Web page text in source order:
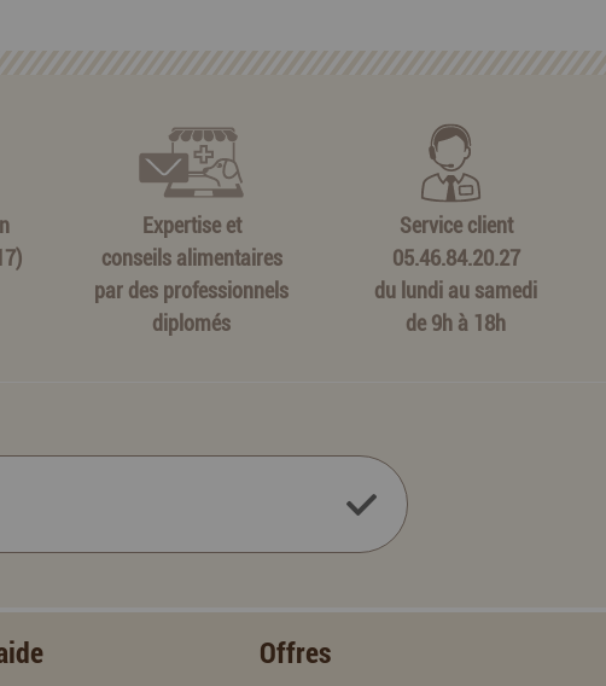
Expertise et
conseils alimentaires
par des professionnels
diplomés
Service client
05.46.84.20.27
du lundi au samedi
de 9h à 18h
Offres